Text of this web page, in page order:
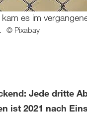
es im
© Pixabay
Jede dritte
ist 2021 nach